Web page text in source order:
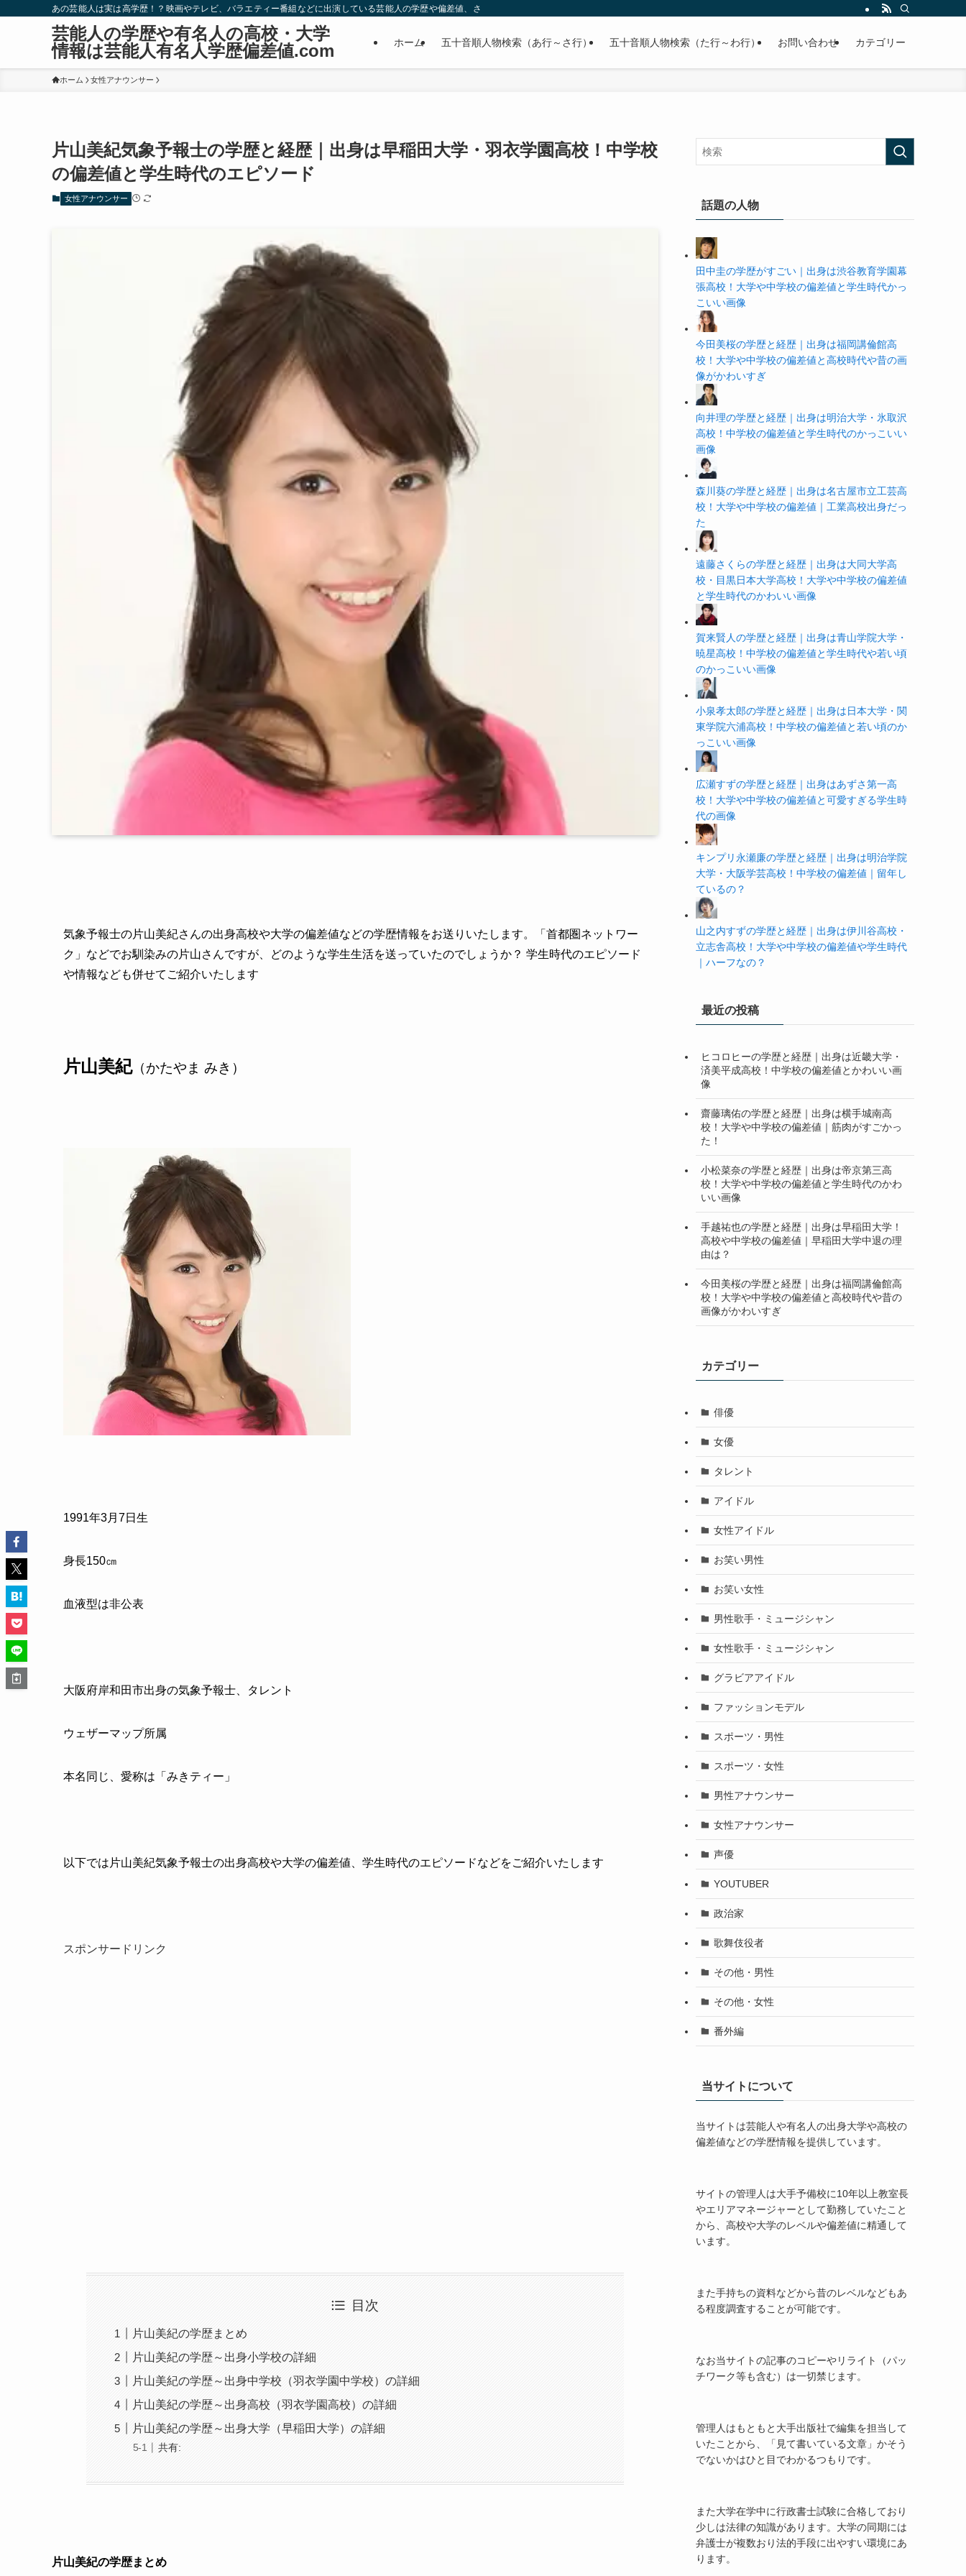
あの芸能人は実は高学歴！？映画やテレビ、バラエティー番組などに出演している芸能人の学歴や偏差値、さらに政治家やスポーツ選手などの有名人の学歴や高校・大学の偏差値まで紹介していきます。
芸能人の学歴や有名人の高校・大学
情報は芸能人有名人学歴偏差値.com
ホーム 五十音順人物検索（あ行～さ行） 五十音順人物検索（た行～わ行） お問い合わせ カテゴリー
ホーム 女性アナウンサー
片山美紀気象予報士の学歴と経歴｜出身は早稲田大学・羽衣学園高校！中学校
の偏差値と学生時代のエピソード
女性アナウンサー
気象予報士の片山美紀さんの出身高校や大学の偏差値などの学歴情報をお送りいたします。「首都圏ネットワー
ク」などでお馴染みの片山さんですが、どのような学生生活を送っていたのでしょうか？ 学生時代のエピソード
や情報なども併せてご紹介いたします
片山美紀（かたやま みき）
1991年3月7日生
身長150㎝
血液型は非公表
大阪府岸和田市出身の気象予報士、タレント
ウェザーマップ所属
本名同じ、愛称は「みきティー」
以下では片山美紀気象予報士の出身高校や大学の偏差値、学生時代のエピソードなどをご紹介いたします
スポンサードリンク
目次
片山美紀の学歴まとめ
片山美紀の学歴～出身小学校の詳細
片山美紀の学歴～出身中学校（羽衣学園中学校）の詳細
片山美紀の学歴～出身高校（羽衣学園高校）の詳細
片山美紀の学歴～出身大学（早稲田大学）の詳細
共有:
片山美紀の学歴まとめ
話題の人物
田中圭の学歴がすごい｜出身は渋谷教育学園幕
張高校！大学や中学校の偏差値と学生時代かっ
こいい画像
今田美桜の学歴と経歴｜出身は福岡講倫館高
校！大学や中学校の偏差値と高校時代や昔の画
像がかわいすぎ
向井理の学歴と経歴｜出身は明治大学・氷取沢
高校！中学校の偏差値と学生時代のかっこいい
画像
森川葵の学歴と経歴｜出身は名古屋市立工芸高
校！大学や中学校の偏差値｜工業高校出身だっ
た
遠藤さくらの学歴と経歴｜出身は大同大学高
校・目黒日本大学高校！大学や中学校の偏差値
と学生時代のかわいい画像
賀来賢人の学歴と経歴｜出身は青山学院大学・
暁星高校！中学校の偏差値と学生時代や若い頃
のかっこいい画像
小泉孝太郎の学歴と経歴｜出身は日本大学・関
東学院六浦高校！中学校の偏差値と若い頃のか
っこいい画像
広瀬すずの学歴と経歴｜出身はあずさ第一高
校！大学や中学校の偏差値と可愛すぎる学生時
代の画像
キンプリ永瀬廉の学歴と経歴｜出身は明治学院
大学・大阪学芸高校！中学校の偏差値｜留年し
ているの？
山之内すずの学歴と経歴｜出身は伊川谷高校・
立志舎高校！大学や中学校の偏差値や学生時代
｜ハーフなの？
最近の投稿
ヒコロヒーの学歴と経歴｜出身は近畿大学・
済美平成高校！中学校の偏差値とかわいい画
像
齋藤璃佑の学歴と経歴｜出身は横手城南高
校！大学や中学校の偏差値｜筋肉がすごかっ
た！
小松菜奈の学歴と経歴｜出身は帝京第三高
校！大学や中学校の偏差値と学生時代のかわ
いい画像
手越祐也の学歴と経歴｜出身は早稲田大学！
高校や中学校の偏差値｜早稲田大学中退の理
由は？
今田美桜の学歴と経歴｜出身は福岡講倫館高
校！大学や中学校の偏差値と高校時代や昔の
画像がかわいすぎ
カテゴリー
俳優
女優
タレント
アイドル
女性アイドル
お笑い男性
お笑い女性
男性歌手・ミュージシャン
女性歌手・ミュージシャン
グラビアアイドル
ファッションモデル
スポーツ・男性
スポーツ・女性
男性アナウンサー
女性アナウンサー
声優
YOUTUBER
政治家
歌舞伎役者
その他・男性
その他・女性
番外編
当サイトについて
当サイトは芸能人や有名人の出身大学や高校の
偏差値などの学歴情報を提供しています。
サイトの管理人は大手予備校に10年以上教室長
やエリアマネージャーとして勤務していたこと
から、高校や大学のレベルや偏差値に精通して
います。
また手持ちの資料などから昔のレベルなどもあ
る程度調査することが可能です。
なお当サイトの記事のコピーやリライト（パッ
チワーク等も含む）は一切禁じます。
管理人はもともと大手出版社で編集を担当して
いたことから、「見て書いている文章」かそう
でないかはひと目でわかるつもりです。
また大学在学中に行政書士試験に合格しており
少しは法律の知識があります。大学の同期には
弁護士が複数おり法的手段に出やすい環境にあ
ります。